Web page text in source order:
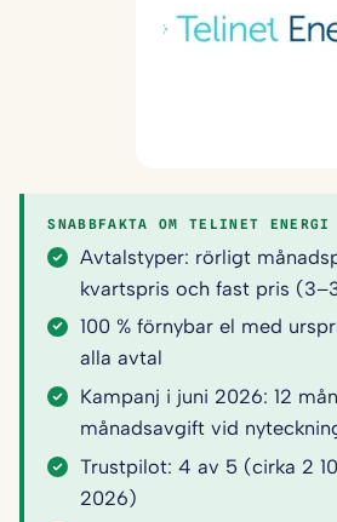
SNABBFAKTA OM TELINET ENERGI
Avtalstyper: rörligt
kvartspris och fast pris
100 % förnybar el med
alla avtal
Kampanj i juni 2026: 12
månadsavgift vid
Trustpilot: 4 av 5 (cirka 2
2026)